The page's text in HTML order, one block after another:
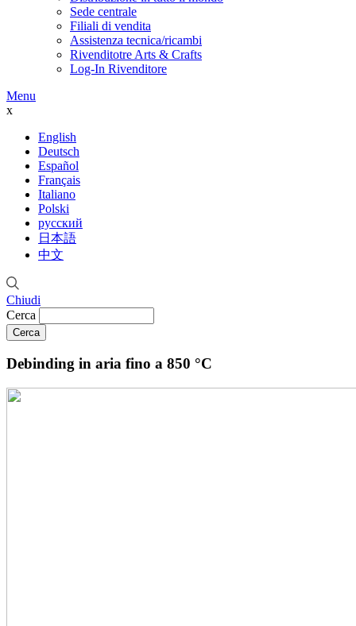
Sede centrale
Filiali di vendita
Assistenza tecnica/ricambi
Rivenditotre Arts & Crafts
Log-In Rivenditore
Menu
x
English
Deutsch
Español
Français
Italiano
Polski
русский
日本語
中文
Chiudi
Cerca
Debinding in aria fino a 850 °C